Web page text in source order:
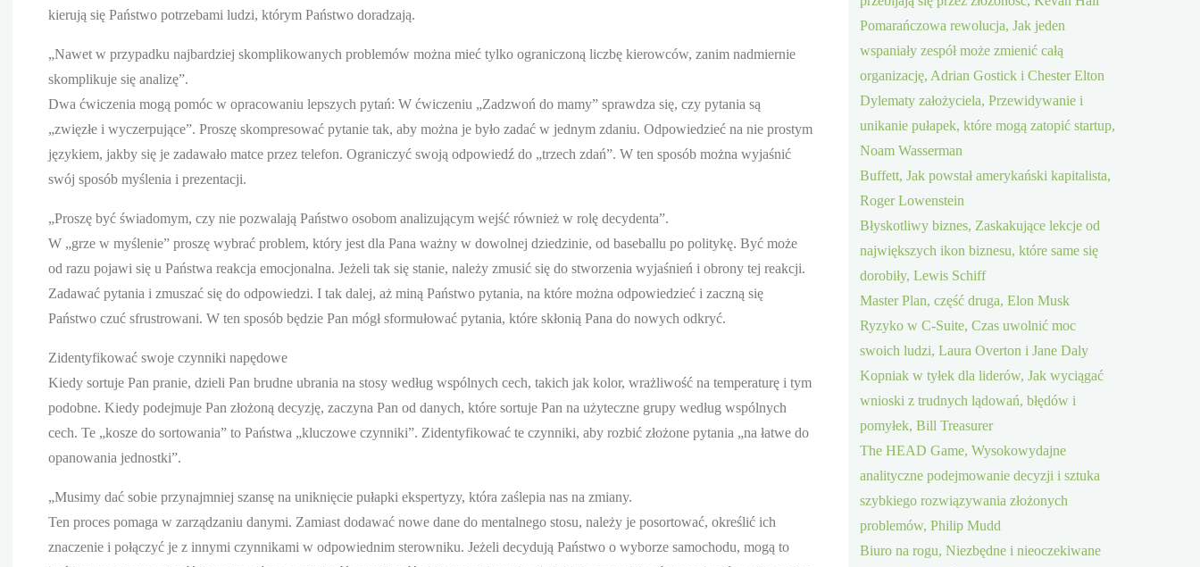
kierują się Państwo potrzebami ludzi, którym Państwo doradzają.
„Nawet w przypadku najbardziej skomplikowanych problemów można mieć tylko ograniczoną liczbę kierowców, zanim nadmiernie
skomplikuje się analizę”.
Dwa ćwiczenia mogą pomóc w opracowaniu lepszych pytań: W ćwiczeniu „Zadzwoń do mamy” sprawdza się, czy pytania są
„zwięzłe i wyczerpujące”. Proszę skompresować pytanie tak, aby można je było zadać w jednym zdaniu. Odpowiedzieć na nie prostym
językiem, jakby się je zadawało matce przez telefon. Ograniczyć swoją odpowiedź do „trzech zdań”. W ten sposób można wyjaśnić
swój sposób myślenia i prezentacji.
„Proszę być świadomym, czy nie pozwalają Państwo osobom analizującym wejść również w rolę decydenta”.
W „grze w myślenie” proszę wybrać problem, który jest dla Pana ważny w dowolnej dziedzinie, od baseballu po politykę. Być może
od razu pojawi się u Państwa reakcja emocjonalna. Jeżeli tak się stanie, należy zmusić się do stworzenia wyjaśnień i obrony tej reakcji.
Zadawać pytania i zmuszać się do odpowiedzi. I tak dalej, aż miną Państwo pytania, na które można odpowiedzieć i zaczną się
Państwo czuć sfrustrowani. W ten sposób będzie Pan mógł sformułować pytania, które skłonią Pana do nowych odkryć.
Zidentyfikować swoje czynniki napędowe
Kiedy sortuje Pan pranie, dzieli Pan brudne ubrania na stosy według wspólnych cech, takich jak kolor, wrażliwość na temperaturę i tym
podobne. Kiedy podejmuje Pan złożoną decyzję, zaczyna Pan od danych, które sortuje Pan na użyteczne grupy według wspólnych
cech. Te „kosze do sortowania” to Państwa „kluczowe czynniki”. Zidentyfikować te czynniki, aby rozbić złożone pytania „na łatwe do
opanowania jednostki”.
„Musimy dać sobie przynajmniej szansę na uniknięcie pułapki ekspertyzy, która zaślepia nas na zmiany.
Ten proces pomaga w zarządzaniu danymi. Zamiast dodawać nowe dane do mentalnego stosu, należy je posortować, określić ich
znaczenie i połączyć je z innymi czynnikami w odpowiednim sterowniku. Jeżeli decydują Państwo o wyborze samochodu, mogą to
Pomarańczowa rewolucja, Jak jeden
wspaniały zespół może zmienić całą
organizację, Adrian Gostick i Chester Elton
Dylematy założyciela, Przewidywanie i
unikanie pułapek, które mogą zatopić startup,
Noam Wasserman
Buffett, Jak powstał amerykański kapitalista,
Roger Lowenstein
Błyskotliwy biznes, Zaskakujące lekcje od
największych ikon biznesu, które same się
dorobiły, Lewis Schiff
Master Plan, część druga, Elon Musk
Ryzyko w C-Suite, Czas uwolnić moc
swoich ludzi, Laura Overton i Jane Daly
Kopniak w tyłek dla liderów, Jak wyciągać
wnioski z trudnych lądowań, błędów i
pomyłek, Bill Treasurer
The HEAD Game, Wysokowydajne
analityczne podejmowanie decyzji i sztuka
szybkiego rozwiązywania złożonych
problemów, Philip Mudd
Biuro na rogu, Niezbędne i nieoczekiwane